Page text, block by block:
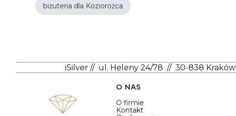
biżuteria dla Koziorożca
iSilver // ul. Heleny 24/78 // 30-838 Kraków
Linki w stopce
O NAS
O firmie
Kontakt